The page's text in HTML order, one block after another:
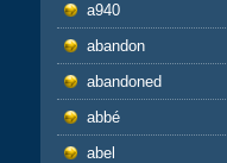
a940
abandon
abandoned
abbé
abel